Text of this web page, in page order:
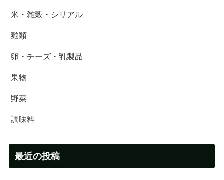
米・雑穀・シリアル
麺類
卵・チーズ・乳製品
果物
野菜
調味料
最近の投稿